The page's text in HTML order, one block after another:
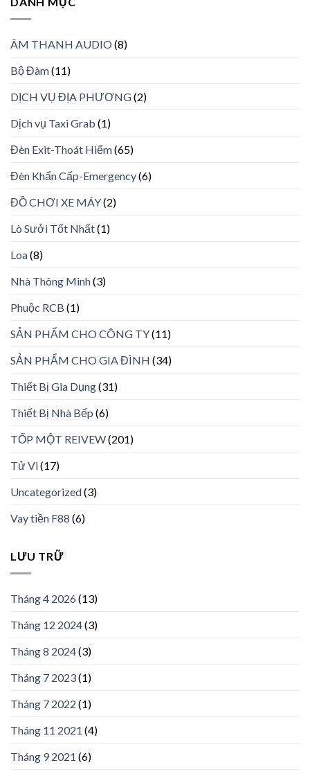
ÂM THANH AUDIO(8)
Bộ Đàm(11)
DỊCH VỤ ĐỊA PHƯƠNG(2)
Dịch vụ Taxi Grab (1)
Đèn Exit-Thoát Hiểm(65)
Đèn Khẩn Cấp-Emergency(6)
ĐỒ CHƠI XE MÁY(2)
Lò Sưởi Tốt Nhất(1)
Loa(8)
Nhà Thông Minh(3)
Phuộc RCB (1)
SẢN PHẨM CHO CÔNG TY(11)
SẢN PHẨM CHO GIA ĐÌNH (34)
Thiết Bị Gia Dụng(31)
Thiết Bị Nhà Bếp (6)
TỐP MỘT REIVEW(201)
Tử Vi(17)
Uncategorized(3)
Vay tiền F88 (6)
LƯU TRỮ
Tháng 4 2026(13)
Tháng 12 2024(3)
Tháng 8 2024(3)
Tháng 7 2023(1)
Tháng 7 2022 (1)
Tháng 11 2021 (4)
Tháng 9 2021 (6)